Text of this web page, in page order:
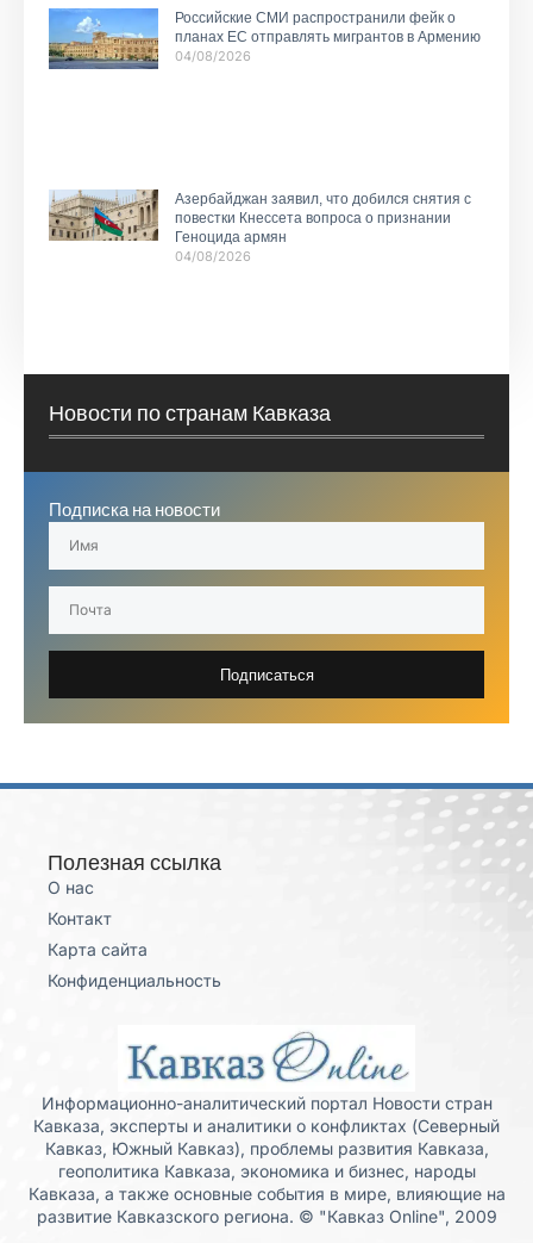
Российские СМИ распространили фейк о
планах ЕС отправлять мигрантов в Армению
04/08/2026
Азербайджан заявил, что добился снятия с
повестки Кнессета вопроса о признании
Геноцида армян
04/08/2026
Новости по странам Кавказа
Подписка на новости
Подписаться
Полезная ссылка
О нас
Контакт
Карта сайта
Конфиденциальность
Информационно-аналитический портал Новости стран
Кавказа, эксперты и аналитики о конфликтах (Северный
Кавказ, Южный Кавказ), проблемы развития Кавказа,
геополитика Кавказа, экономика и бизнес, народы
Кавказа, а также основные события в мире, влияющие на
развитие Кавказского региона. © "Кавказ Online", 2009